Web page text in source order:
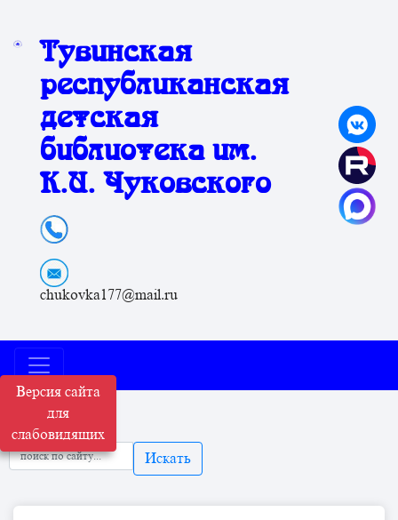
Версия сайта
для
слабовидящих
Тувинская
республиканская
детская
библиотека им.
К.И. Чуковского
chukovka177@mail.ru
Искать